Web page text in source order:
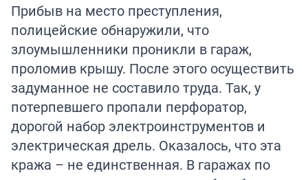
Прибыв на место преступления,
полицейские обнаружили, что
злоумышленники проникли в гараж,
проломив крышу. После этого осуществить
задуманное не составило труда. Так, у
потерпевшего пропали перфоратор,
дорогой набор электроинструментов и
электрическая дрель. Оказалось, что эта
кража – не единственная. В гаражах по